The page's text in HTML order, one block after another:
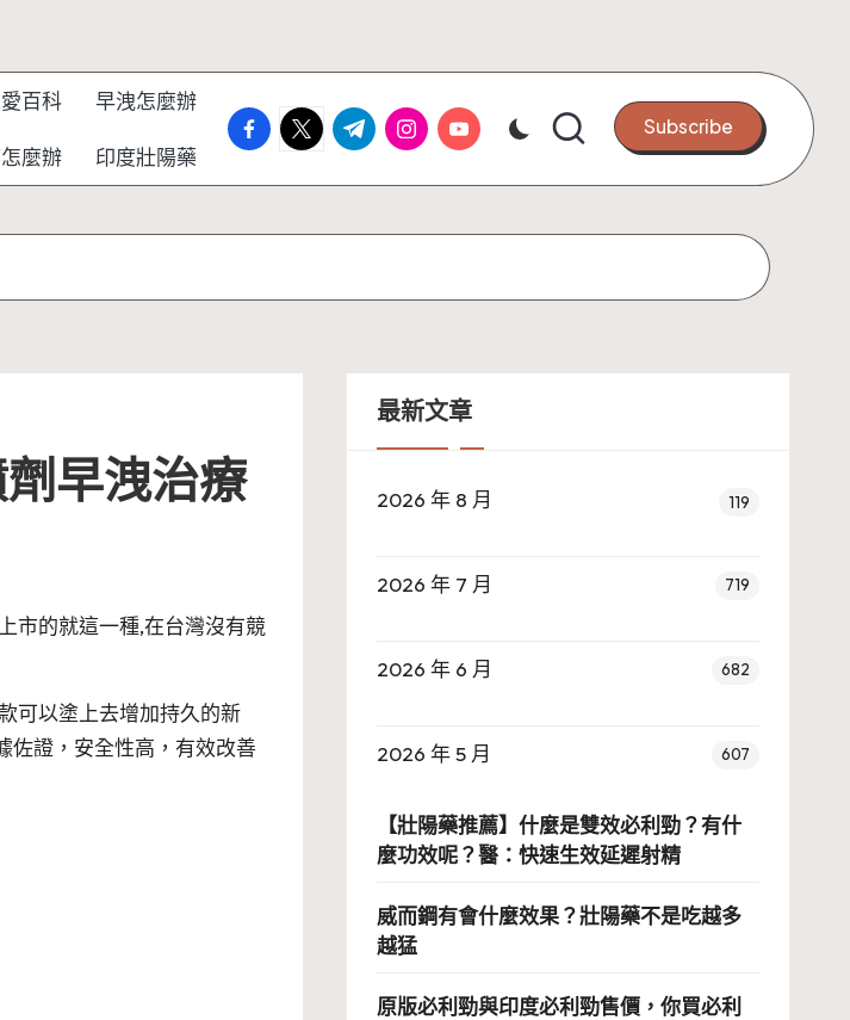
百科 早洩怎麼辦
麼辦 印度壯陽藥
facebook.com
twitter.com
t.me instagram.com
youtube.com Subscribe
早洩治療
市的就這一種,在台灣沒有競
可以塗上去增加持久的新
佐證，安全性高，有效改善
最新文章
2026 年 8 月 119
2026 年 7 月 719
2026 年 6 月 682
2026 年 5 月 607
【壯陽藥推薦】什麼是雙效必利勁？有什
麼功效呢？醫：快速生效延遲射精
威而鋼有會什麼效果？壯陽藥不是吃越多
越猛
原版必利勁與印度必利勁售價，你買必利